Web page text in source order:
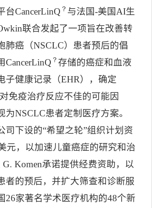
台CancerLinQ ？ 与法国-美国AI生
联合发起了一项旨在改善转
肺癌（NSCLC）患者预后的倡
CancerLinQ ？ 存储的癌症和血液
子健康记录（EHR），确定
免疫治疗反应不佳的可能因
为NSCLC患者定制医疗方案。
司下设的“希望之轮”组织计划资
元，以加速儿童癌症的研究和治
G. Komen承诺提供经费资助，以
者的预后，并扩大筛查和诊断服
26家著名学术医疗机构的48个新